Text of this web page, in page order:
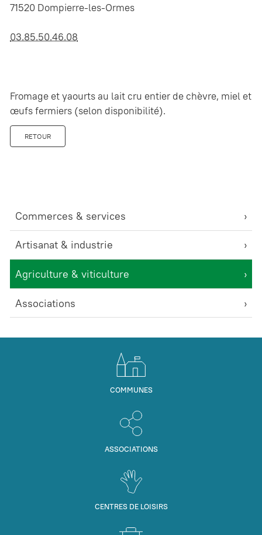
Commerces & services
Artisanat & industrie
Agriculture & viticulture
Associations
71520 Dompierre-les-Ormes
03.85.50.46.08
Fromage et yaourts au lait cru entier de chèvre, miel et
œufs fermiers (selon disponibilité).
RETOUR
COMMUNES
ASSOCIATIONS
CENTRES DE LOISIRS